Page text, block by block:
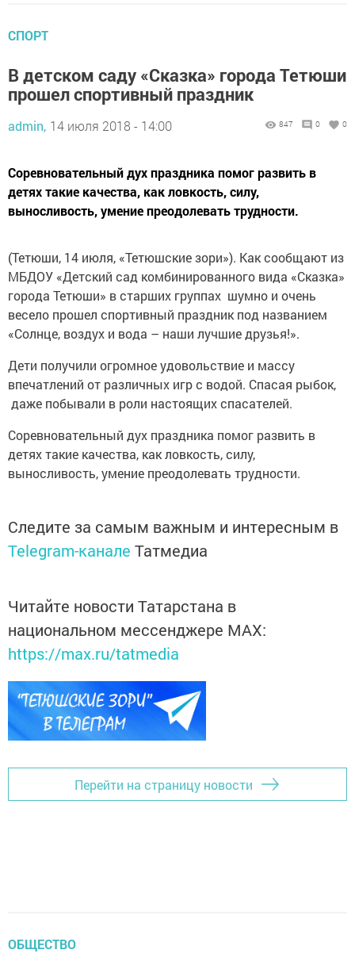
СПОРТ
В детском саду «Сказка» города Тетюши
прошел спортивный праздник
admin, 14 июля 2018 - 14:00 847 0 0
Соревновательный дух праздника помог развить в
детях такие качества, как ловкость, силу,
выносливость, умение преодолевать трудности.
(Тетюши, 14 июля, «Тетюшские зори»). Как сообщают из
МБДОУ «Детский сад комбинированного вида «Сказка»
города Тетюши» в старших группах шумно и очень
весело прошел спортивный праздник под названием
«Солнце, воздух и вода – наши лучшие друзья!».
Дети получили огромное удовольствие и массу
впечатлений от различных игр с водой. Спасая рыбок,
даже побывали в роли настоящих спасателей.
Соревновательный дух праздника помог развить в
детях такие качества, как ловкость, силу,
выносливость, умение преодолевать трудности.
Следите за самым важным и интересным в
Telegram-канале Татмедиа
Читайте новости Татарстана в
национальном мессенджере MАХ:
https://max.ru/tatmedia
Перейти на страницу новости
ОБЩЕСТВО